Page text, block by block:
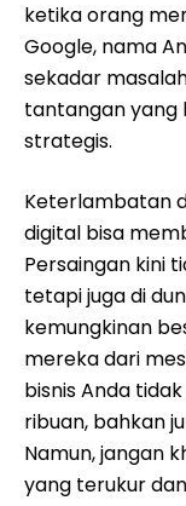
ketika orang
Google, nama
sekadar
tantangan yang
strategis.
Keterlambatan
digital bisa
Persaingan kini
tetapi juga di
kemungkinan
mereka dari
bisnis Anda
ribuan, bahkan
Namun, jangan
yang terukur